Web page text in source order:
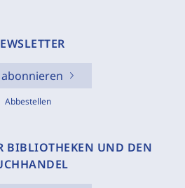
abonnieren
Abbestellen
BIBLIOTHEKEN UND DEN